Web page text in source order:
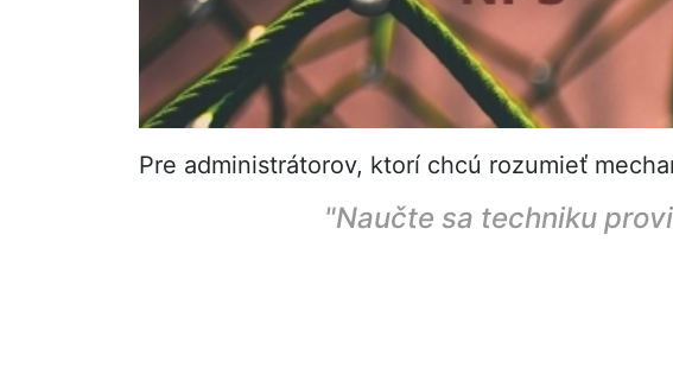
Pre administrátorov, ktorí chcú rozumieť
"Naučte sa techniku